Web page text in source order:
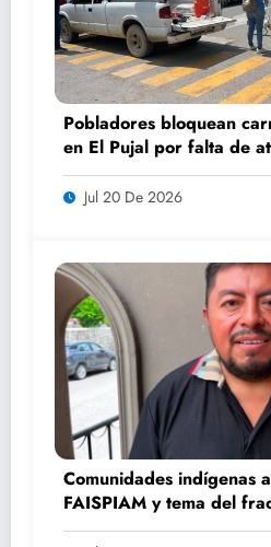
Pobladores bloquean
en El Pujal por falta de
caminos
Jul 20 De 2026
Comunidades indígenas
FAISPIAM y tema del
asamblea ordinaria